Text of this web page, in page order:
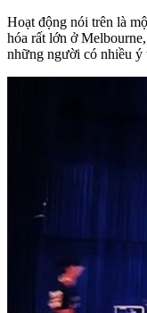
Hoạt động nói trên là
hóa rất lớn ở
những người có nhiều ý